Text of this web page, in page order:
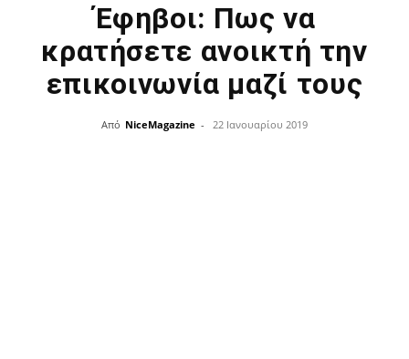
Έφηβοι: Πως να
κρατήσετε ανοικτή την
επικοινωνία μαζί τους
Από NiceMagazine - 22 Ιανουαρίου 2019